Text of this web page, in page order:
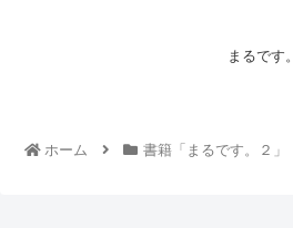
まるです。
ホーム 書籍「まるです。２」